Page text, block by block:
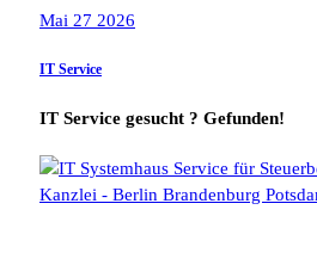
Mai 27 2026
IT Service
IT Service gesucht ? Gefunden!